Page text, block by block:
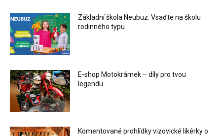
Základní škola Neubuz. Vsaďte na školu
rodinného typu
E-shop Motokrámek – díly pro tvou
legendu
Komentované prohlídky vizovické likérky o